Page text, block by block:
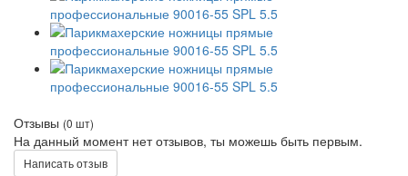
Отзывы (0 шт)
На данный момент нет отзывов, ты можешь быть первым.
Написать отзыв